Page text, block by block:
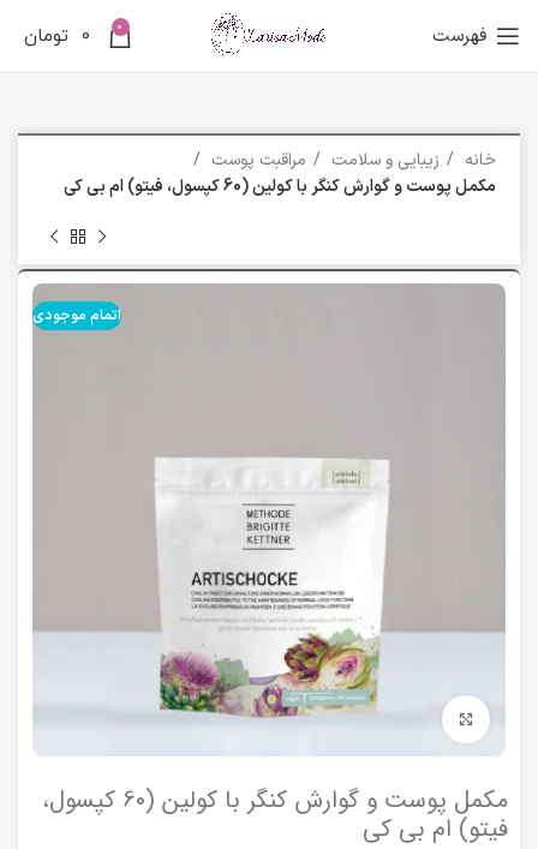
فهرست 0
0 تومان
خانه زیبایی و سلامت
مراقبت پوست
مکمل پوست و گوارش کنگر با کولین (60 کپسول، فیتو) ام بی کی
اتمام موجودی
برای بزرگنمایی کلیک کنید
مکمل پوست و گوارش کنگر با کولین (60 کپسول،
فیتو) ام بی کی